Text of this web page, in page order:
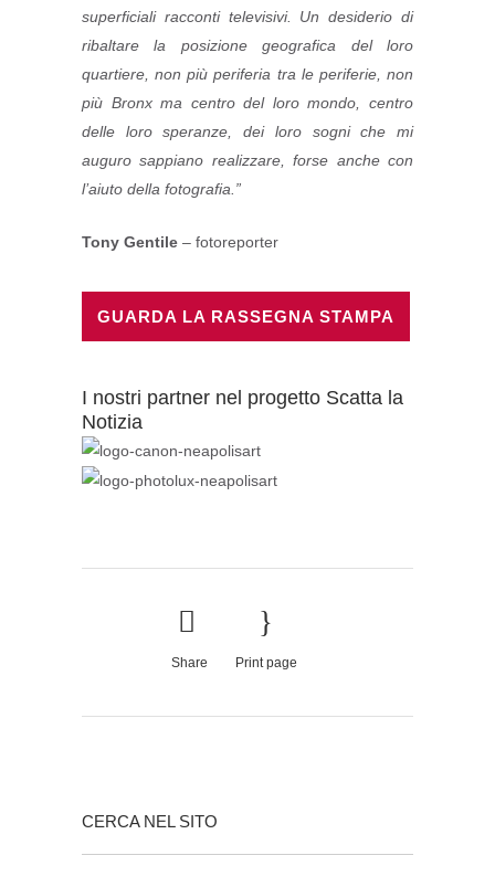
superficiali racconti televisivi. Un desiderio di
ribaltare la posizione geografica del loro
quartiere, non più periferia tra le periferie, non
più Bronx ma centro del loro mondo, centro
delle loro speranze, dei loro sogni che mi
auguro sappiano realizzare, forse anche con
l’aiuto della fotografia.”
Tony Gentile – fotoreporter
GUARDA LA RASSEGNA STAMPA
I nostri partner nel progetto Scatta la
Notizia
Share Print page
CERCA NEL SITO